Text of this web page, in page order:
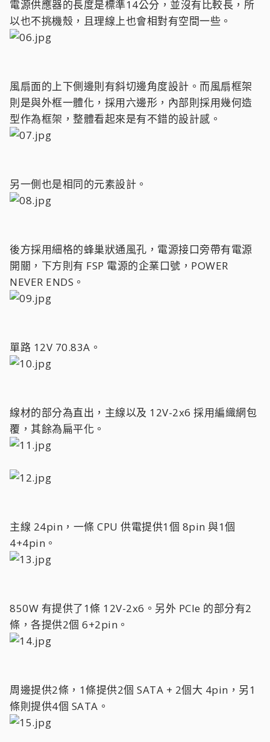
電源供應器的長度是標準14公分，並沒有比較長，所
以也不挑機殼，且理線上也會相對有空間一些。
風扇面的上下側邊則有斜切邊角度設計。而風扇框架
則是與外框一體化，採用六邊形，內部則採用幾何造
型作為框架，整體看起來是有不錯的設計感。
另一側也是相同的元素設計。
後方採用細格的蜂巢狀通風孔，電源接口旁帶有電源
開關，下方則有 FSP 電源的企業口號，POWER
NEVER ENDS。
單路 12V 70.83A。
線材的部分為直出，主線以及 12V-2x6 採用編織網包
覆，其餘為扁平化。
主線 24pin，一條 CPU 供電提供1個 8pin 與1個
4+4pin。
850W 有提供了1條 12V-2x6。另外 PCIe 的部分有2
條，各提供2個 6+2pin。
周邊提供2條，1條提供2個 SATA + 2個大 4pin，另1
條則提供4個 SATA。